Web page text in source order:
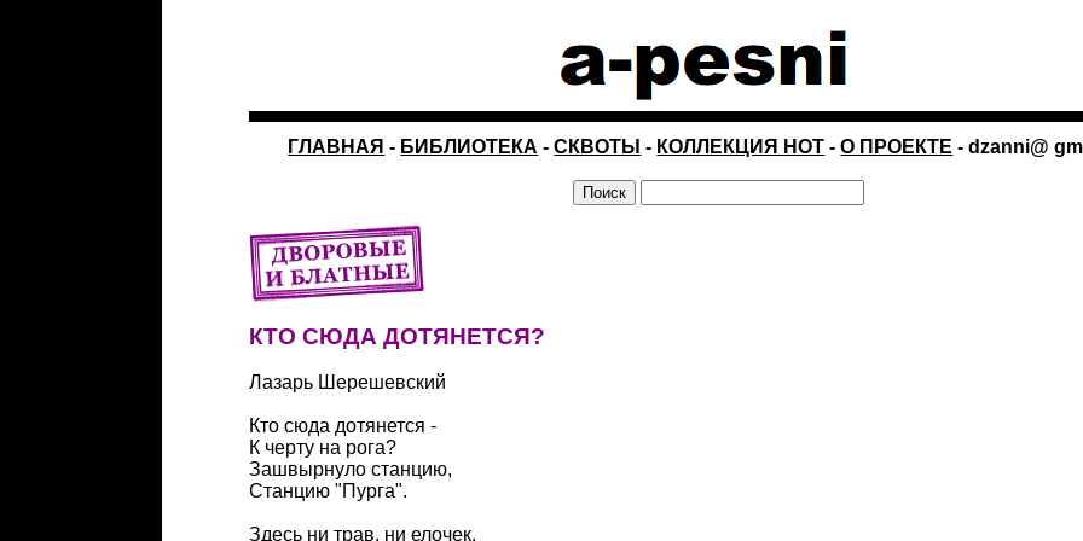
ГЛАВНАЯ - БИБЛИОТЕКА -СКВОТЫ - КОЛЛЕКЦИЯ НОТ -О ПРОЕКТЕ - dzanni@
КТО СЮДА ДОТЯНЕТСЯ?
Лазарь Шерешевский
Кто сюда дотянется -
К черту на рога?
Зашвырнуло станцию,
Станцию "Пурга".
Здесь ни трав, ни елочек,